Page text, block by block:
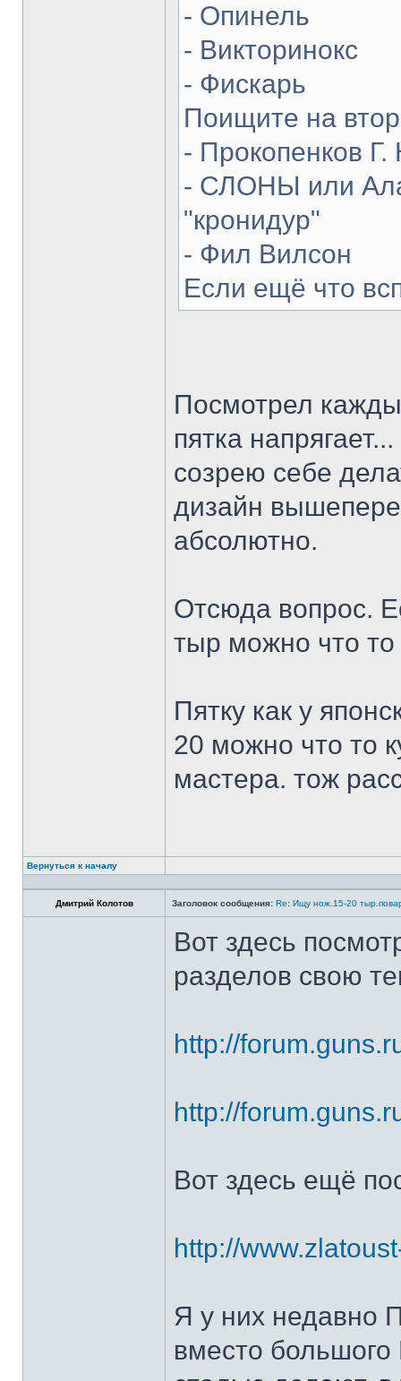
- Опинель
- Викторинокс
- Фискарь
Поищите на
- Прокопенков Г.
- СЛОНЫ или
"кронидур"
- Фил Вилсон
Если ещё что
Посмотрел
пятка
созрею себе
дизайн
абсолютно.
Отсюда вопрос.
тыр можно что
Пятку как у
20 можно что то
мастера. тож
Вернуться к началу
Дмитрий Колотов Заголовок сообщения: Re: Ищу нож.15-20
Вот здесь
разделов свою
http://
http://
Вот здесь ещё
http://
Я у них недавно
вместо